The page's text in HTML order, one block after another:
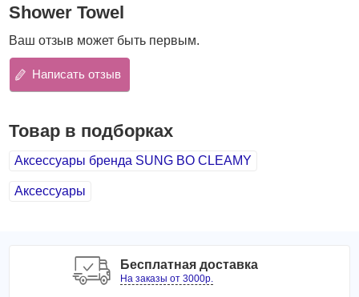
Размер: 28х100см
Способ применения:нанесите необходимое количество
очищающего средства на влажную мочалку и вспеньте
его. Распределите средство по телу массажными
движениями. После использования обязательно
Shower Towel
Ваш отзыв может быть первым.
Написать отзыв
Товар в подборках
Аксессуары бренда SUNG BO CLEAMY
Аксессуары
Бесплатная доставка
На заказы от 3000р.